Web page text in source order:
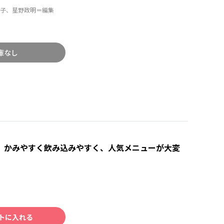
、星野政明＝編集
なし
みやすく飲み込みやすく、人気メニューが大変
に入れる